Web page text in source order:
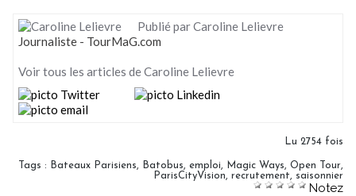
Publié par Caroline Lelievre
Journaliste - TourMaG.com
Voir tous les articles de Caroline Lelievre
Lu 2754 fois
Tags : Bateaux Parisiens Batobus emploi Magic Ways Open Tour
ParisCityVision
recrutement saisonnier
Notez